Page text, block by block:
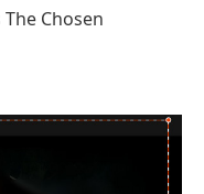
Chosen